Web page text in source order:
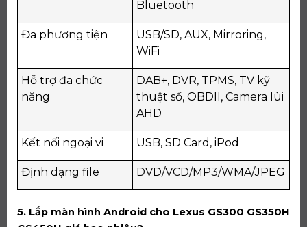
Bluetooth
Đa phương tiện
USB/SD, AUX, Mirroring,
WiFi
Hỗ trợ đa chức
năng
DAB+, DVR, TPMS, TV kỹ
thuật số, OBDII, Camera lùi
AHD
Kết nối ngoại vi USB, SD Card, iPod
Định dạng file DVD/VCD/MP3/WMA/JPEG
5. Lắp màn hình Android cho Lexus GS300 GS350H